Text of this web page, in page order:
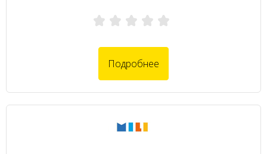
Подробнее